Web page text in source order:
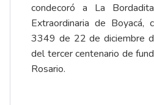
condecoró a La
Extraordinaria de Boyacá,
3349 de 22 de diciembre
del tercer centenario de
Rosario.